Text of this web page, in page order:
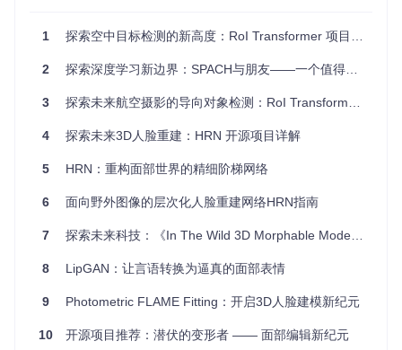
人机交互：精准识别人脸表情，提升智能助手的用户体
验。
社交媒体：自动分析用户上传的照片，进行标签化和分
生物识别：作为面部识别系统的补充，提高识别准确性和
: 针对复杂的野外环境，提供高精度的脸部部位解
析。
姿态不变性: 利用Tanh-polar变换，适应广泛的面部姿势变
易用性: 提供详尽的文档，方便用户安装和测试。
开发。
择。
1 探索空中目标检测的新高度：RoI Transformer 项目推荐
2 探索深度学习新边界：SPACH与朋友——一个值得您探索的视觉识别开源项目
3 探索未来航空摄影的导向对象检测：RoI Transformer_DOTA 开源项目
4 探索未来3D人脸重建：HRN 开源项目详解
5 HRN：重构面部世界的精细阶梯网络
6 面向野外图像的层次化人脸重建网络HRN指南
7 探索未来科技：《In The Wild 3D Morphable Models》开源项目
8 LipGAN：让言语转换为逼真的面部表情
9 Photometric FLAME Fitting：开启3D人脸建模新纪元
10 开源项目推荐：潜伏的变形者 —— 面部编辑新纪元